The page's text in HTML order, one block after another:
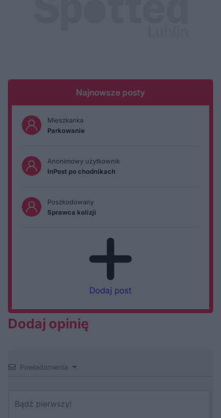
Najnowsze posty
Mieszkanka
Parkowanie
Anonimowy użytkownik
InPost po chodnikach
Poszkodowany
Sprawca kolizji
Dodaj post
Dodaj opinię
Powiadomienia